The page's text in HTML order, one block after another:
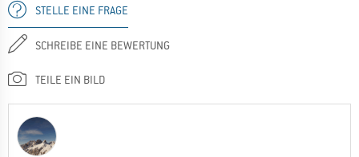
STELLE EINE FRAGE
SCHREIBE EINE BEWERTUNG
TEILE EIN BILD